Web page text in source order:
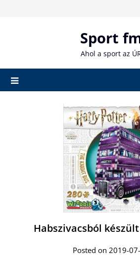
Sport
Ahol a sport az
Habszivacsból
Posted on 2019-